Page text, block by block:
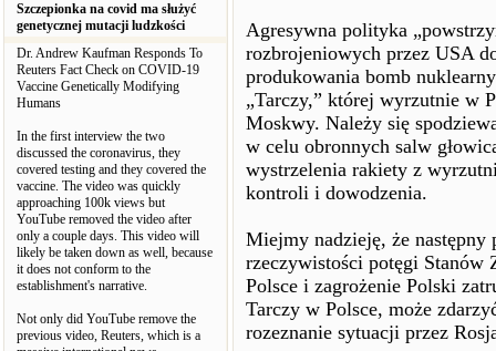
Szczepionka na covid ma służyć
genetycznej mutacji ludzkości
Dr. Andrew Kaufman Responds To
Reuters Fact Check on COVID-19
Vaccine Genetically Modifying
Humans
In the first interview the two
discussed the coronavirus, they
covered testing and they covered the
vaccine. The video was quickly
approaching 100k views but
YouTube removed the video after
only a couple days. This video will
likely be taken down as well, because
it does not conform to the
establishment's narrative.
Not only did YouTube remove the
previous video, Reuters, which is a
Agresywna polityka
rozbrojeniowych przez USA
produkowania bomb
„Tarczy,” której wyrzutnie w
Moskwy. Należy się
w celu obronnych salw
wystrzelenia rakiety z
kontroli i dowodzenia.
Miejmy nadzieję, że następny
rzeczywistości potęgi
Polsce i zagrożenie Polski
Tarczy w Polsce, może
rozeznanie sytuacji przez